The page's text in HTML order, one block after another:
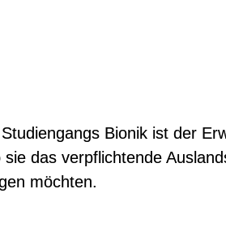
Bionik ist der
das verpflichtende
möchten.